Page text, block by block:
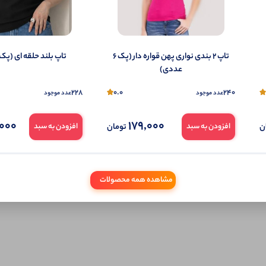
تمایل می‌توانید به صورت ناشناس نیز دیدگاه خود را ثبت کنید.
تاپ ۲ بندی نواری پهن قواره دار (پک 6
عددی)
240عدد موجود 0.0
افزودن به سبد 179,000تومان
تاپ بلند حلقه ای (پک 6
228عدد موجود
افزودن به سبد
مشاهده همه محصولات